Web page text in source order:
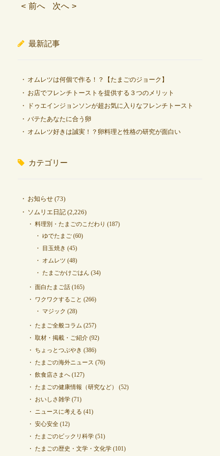
< 前へ 次へ >
最新記事
オムレツは何個で作る！？【たまごのジョーク】
お店でフレンチトーストを提供する３つのメリット
ドゥエインジョンソンが超お気に入りなフレンチトースト
バテたあなたに合う卵
オムレツ好きは誠実！？卵料理と性格の研究が面白い
カテゴリー
お知らせ(73)
ソムリエ日記(2,226)
料理別・たまごのこだわり (187)
ゆでたまご(60)
目玉焼き (45)
オムレツ (48)
たまごかけごはん (34)
面白たまご話(165)
ワクワクすること (266)
マジック (28)
たまご全般コラム (257)
取材・掲載・ご紹介(92)
ちょっとつぶやき (386)
たまごの海外ニュース (76)
飲食店さまへ(127)
たまごの健康情報（研究など）
(52)
おいしさ雑学(71)
ニュースに考える (41)
安心安全(12)
たまごのビックリ科学(51)
たまごの歴史・文学・文化学(101)